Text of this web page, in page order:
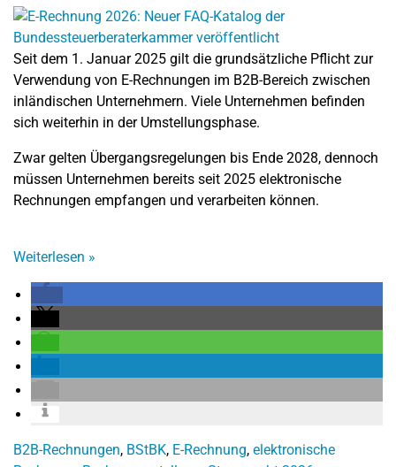
Seit dem 1. Januar 2025 gilt die grundsätzliche Pflicht zur
Verwendung von E-Rechnungen im B2B-Bereich zwischen
inländischen Unternehmern. Viele Unternehmen befinden
sich weiterhin in der Umstellungsphase.
Zwar gelten Übergangsregelungen bis Ende 2028, dennoch
müssen Unternehmen bereits seit 2025 elektronische
Rechnungen empfangen und verarbeiten können.
Weiterlesen »
B2B-Rechnungen, BStBK, E-Rechnung, elektronische